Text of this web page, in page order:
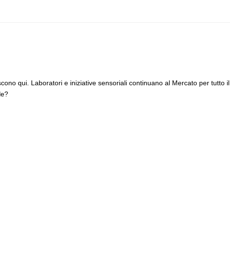
qui. Laboratori e iniziative sensoriali continuano al Mercato per tutto il